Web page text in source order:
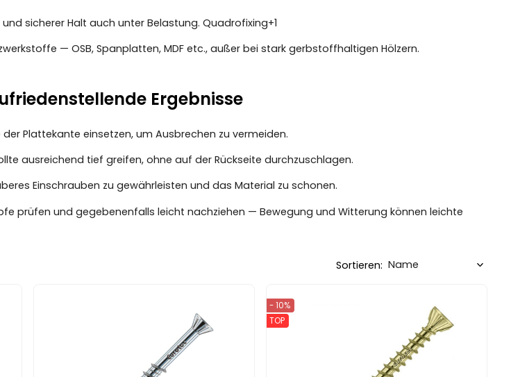
sicherer Halt auch unter Belastung. Quadrofixing+1
— OSB, Spanplatten, MDF etc., außer bei stark gerbstoffhaltigen Hölzern.
Ergebnisse
Plattekante einsetzen, um Ausbrechen zu vermeiden.
ausreichend tief greifen, ohne auf der Rückseite durchzuschlagen.
Einschrauben zu gewährleisten und das Material zu schonen.
prüfen und gegebenenfalls leicht nachziehen — Bewegung und Witterung können leichte
Sortieren:
- 10%
TOP